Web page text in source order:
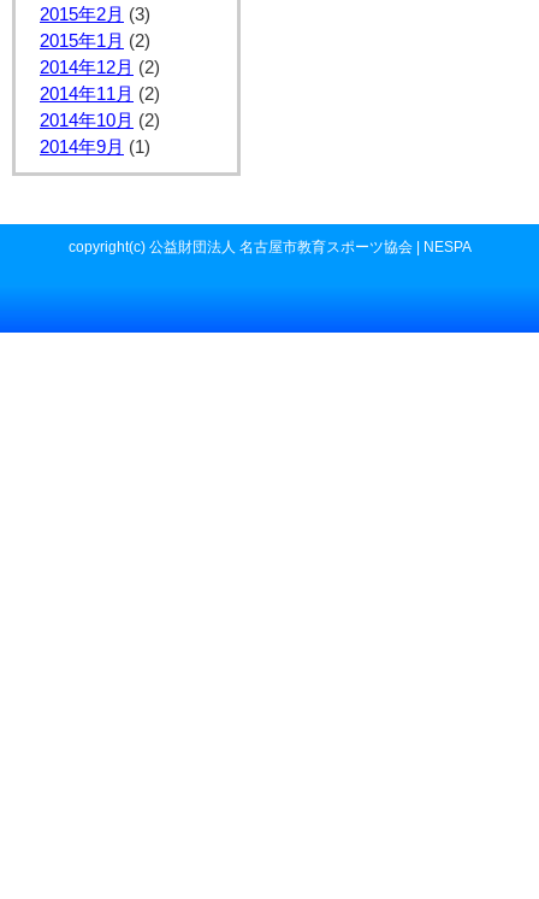
2015年2月 (3)
2015年1月 (2)
2014年12月 (2)
2014年11月 (2)
2014年10月 (2)
2014年9月 (1)
copyright(c) 公益財団法人 名古屋市教育スポーツ協会 | NESPA